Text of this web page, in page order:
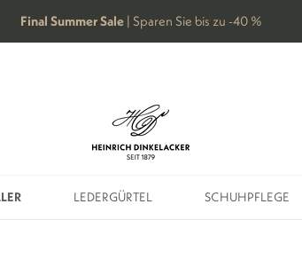
Final Summer Sale| Sparen Sie bis zu -40 %
LEDERGÜRTEL
SCHUHPFLEGE